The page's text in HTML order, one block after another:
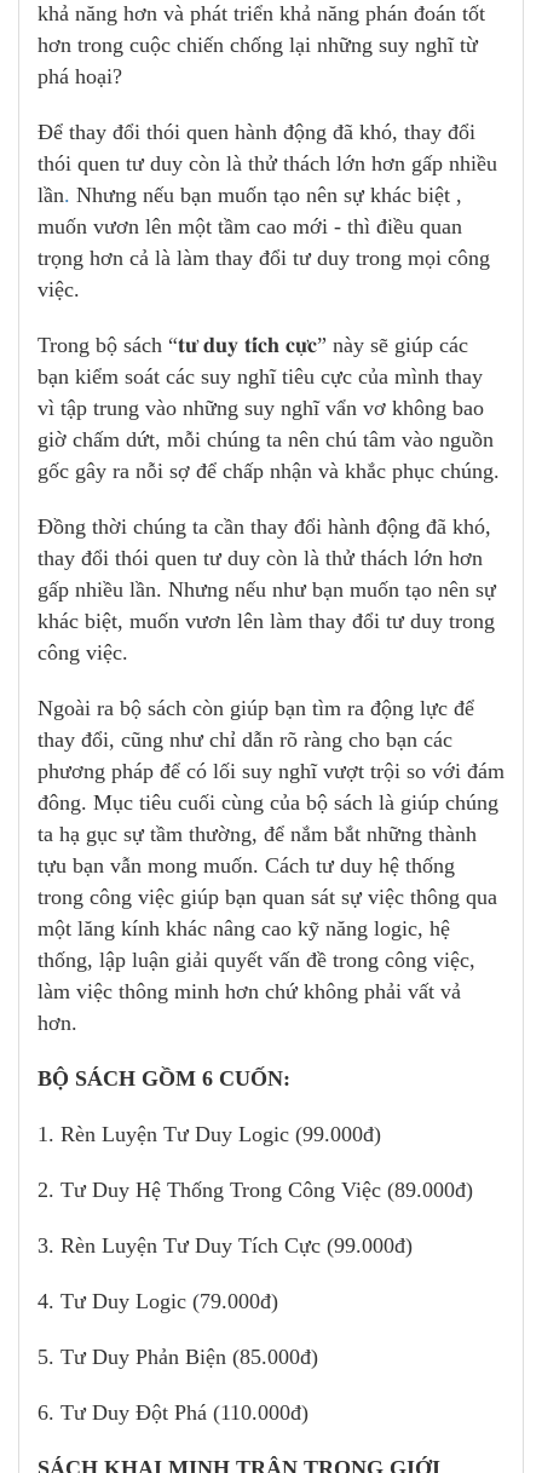
khả năng hơn và phát triển khả năng phán đoán tốt
hơn trong cuộc chiến chống lại những suy nghĩ từ
phá hoại?
Để thay đổi thói quen hành động đã khó, thay đổi
thói quen tư duy còn là thử thách lớn hơn gấp nhiều
lần. Nhưng nếu bạn muốn tạo nên sự khác biệt ,
muốn vươn lên một tầm cao mới - thì điều quan
trọng hơn cả là làm thay đổi tư duy trong mọi công
việc.
Trong bộ sách “𝐭𝐮̛ 𝐝𝐮𝐲 𝐭𝐢́𝐜𝐡 𝐜𝐮̛̣𝐜” này sẽ giúp các
bạn kiểm soát các suy nghĩ tiêu cực của mình thay
vì tập trung vào những suy nghĩ vẩn vơ không bao
giờ chấm dứt, mỗi chúng ta nên chú tâm vào nguồn
gốc gây ra nỗi sợ để chấp nhận và khắc phục chúng.
Đồng thời chúng ta cần thay đổi hành động đã khó,
thay đổi thói quen tư duy còn là thử thách lớn hơn
gấp nhiều lần. Nhưng nếu như bạn muốn tạo nên sự
khác biệt, muốn vươn lên làm thay đổi tư duy trong
công việc.
Ngoài ra bộ sách còn giúp bạn tìm ra động lực để
thay đổi, cũng như chỉ dẫn rõ ràng cho bạn các
phương pháp để có lối suy nghĩ vượt trội so với đám
đông. Mục tiêu cuối cùng của bộ sách là giúp chúng
ta hạ gục sự tầm thường, để nắm bắt những thành
tựu bạn vẫn mong muốn. Cách tư duy hệ thống
trong công việc giúp bạn quan sát sự việc thông qua
một lăng kính khác nâng cao kỹ năng logic, hệ
thống, lập luận giải quyết vấn đề trong công việc,
làm việc thông minh hơn chứ không phải vất vả
hơn.
BỘ SÁCH GỒM 6 CUỐN:
1. Rèn Luyện Tư Duy Logic (99.000đ)
2. Tư Duy Hệ Thống Trong Công Việc (89.000đ)
3. Rèn Luyện Tư Duy Tích Cực (99.000đ)
4. Tư Duy Logic (79.000đ)
5. Tư Duy Phản Biện (85.000đ)
6. Tư Duy Đột Phá (110.000đ)